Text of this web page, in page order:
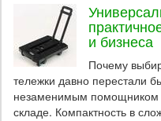
и бизнеса
Почему
тележки давно перестали
незаменимым помощником
складе. Компактность в